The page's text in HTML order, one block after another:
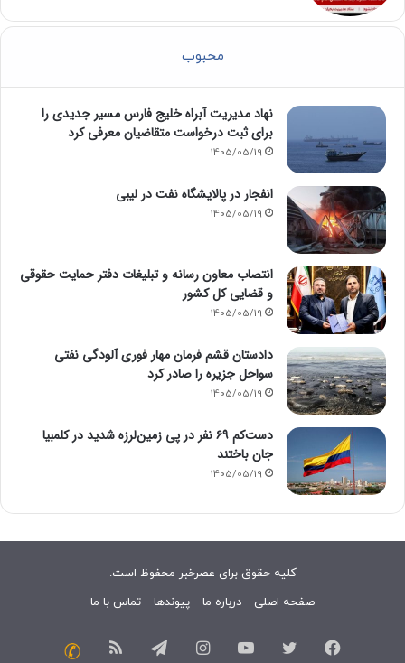
محبوب
نهاد مدیریت آبراه خلیج فارس مسیر جدیدی را
برای ثبت درخواست متقاضیان معرفی کرد
1405/05/19
انفجار در پالایشگاه نفت در لیبی
1405/05/19
انتصاب معاون رسانه و تبلیغات دفتر حمایت حقوقی
و قضایی کل کشور
1405/05/19
دادستان قشم فرمان مهار فوری آلودگی نفتی
سواحل جزیره را صادر کرد
1405/05/19
دست‌کم ۶۹ نفر در پی زمین‌لرزه شدید در کلمبیا
جان باختند
1405/05/19
کلیه حقوق برای عصرخبر محفوظ است.
صفحه اصلی
درباره ما پیوندها تماس با ما
فیسبوک توییتر یوتیوب اینستاگرامتلگرام خوراک